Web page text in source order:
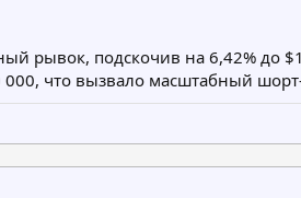
рывок, подскочив на 6,42% до
что вызвало масштабный